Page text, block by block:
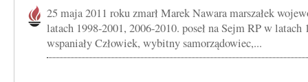
25 maja 2011 roku zmarł Marek Nawara marszałek
latach 1998-2001, 2006-2010. poseł na Sejm RP w
wspaniały Człowiek, wybitny samorządowiec,...